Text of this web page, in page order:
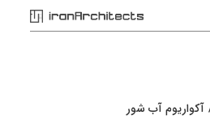
آکواریوم آب شور